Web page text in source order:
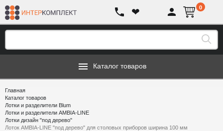
❤ 0
Каталог товаров
Главная
Каталог товаров
Лотки и разделители Blum
Лотки и разделители AMBIA-LINE
Лотки дизайн "под дерево"
Лоток AMBIA-LINE "под дерево" для столовых приборов ширина 100 мм